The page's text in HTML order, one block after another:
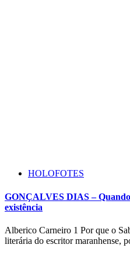
HOLOFOTES
GONÇALVES DIAS – Quando
existência
Alberico Carneiro 1 Por que o
literária do escritor maranhense,